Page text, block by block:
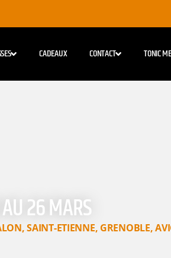
CADEAUX CONTACT TONIC
26 MARS
,SAINT-ETIENNE, GRENOBLE,